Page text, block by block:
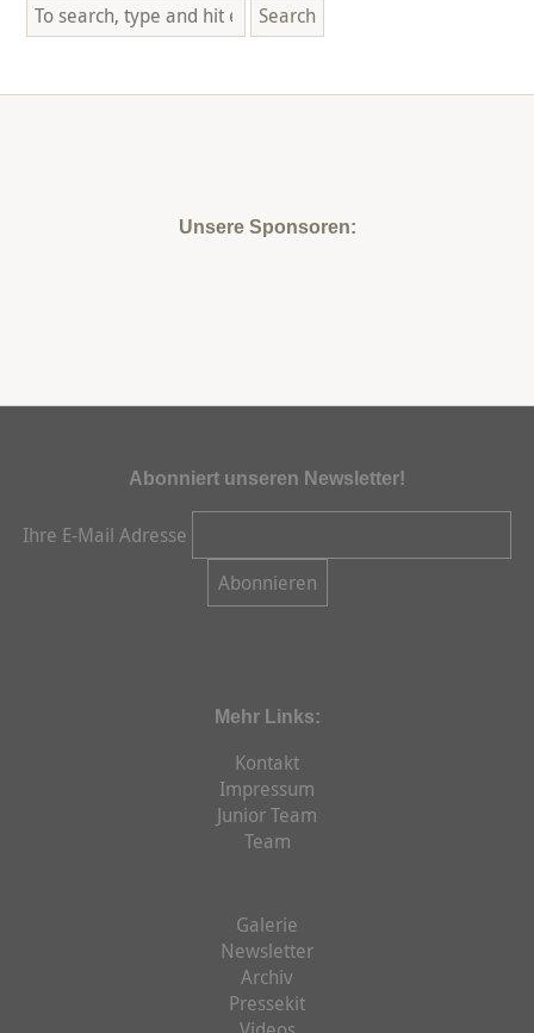
Search
Unsere Sponsoren:
Abonniert unseren Newsletter!
Ihre E-Mail Adresse
Mehr Links:
Kontakt
Impressum
Junior Team
Team
Galerie
Newsletter
Archiv
Pressekit